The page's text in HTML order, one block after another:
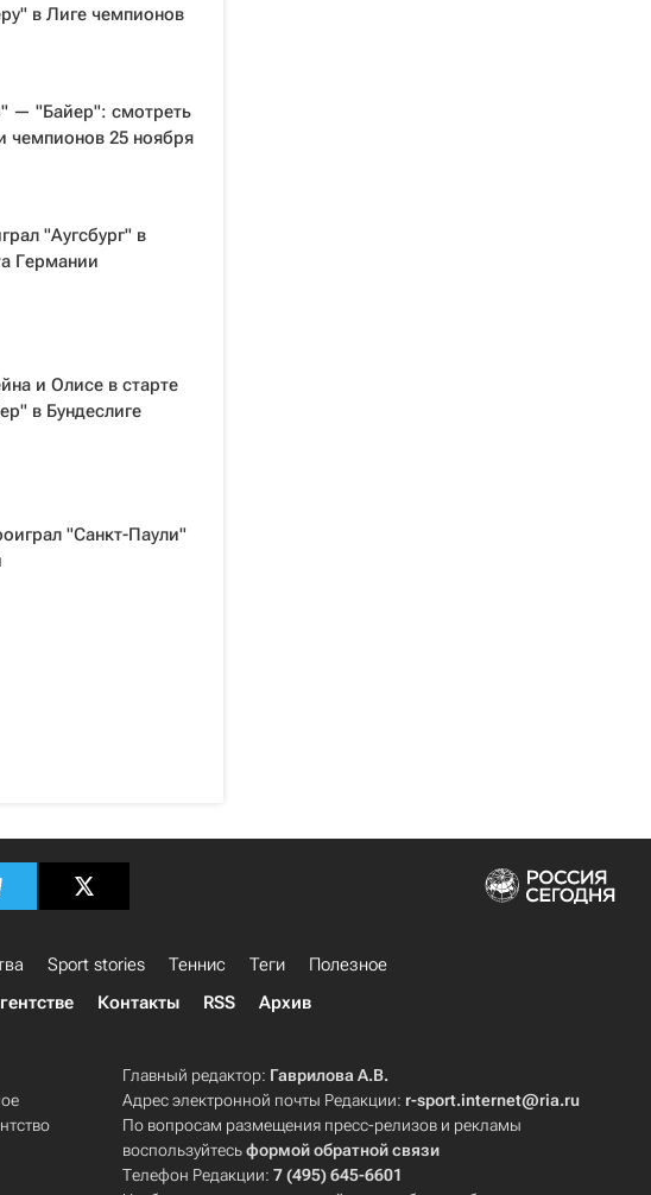
в Лиге чемпионов
— "Байер": смотреть
чемпионов 25 ноября
"Аугсбург" в
Германии
и Олисе в старте
в Бундеслиге
"Санкт-Паули"
Sport stories Теннис Теги
Полезное
Контакты RSS Архив
Главный редактор: Гаврилова А.В.
Адрес электронной почты Редакции: r-sport.internet@ria.ru
По вопросам размещения пресс-релизов и рекламы
воспользуйтесьформой обратной связи
Телефон Редакции:7 (495) 645-6601